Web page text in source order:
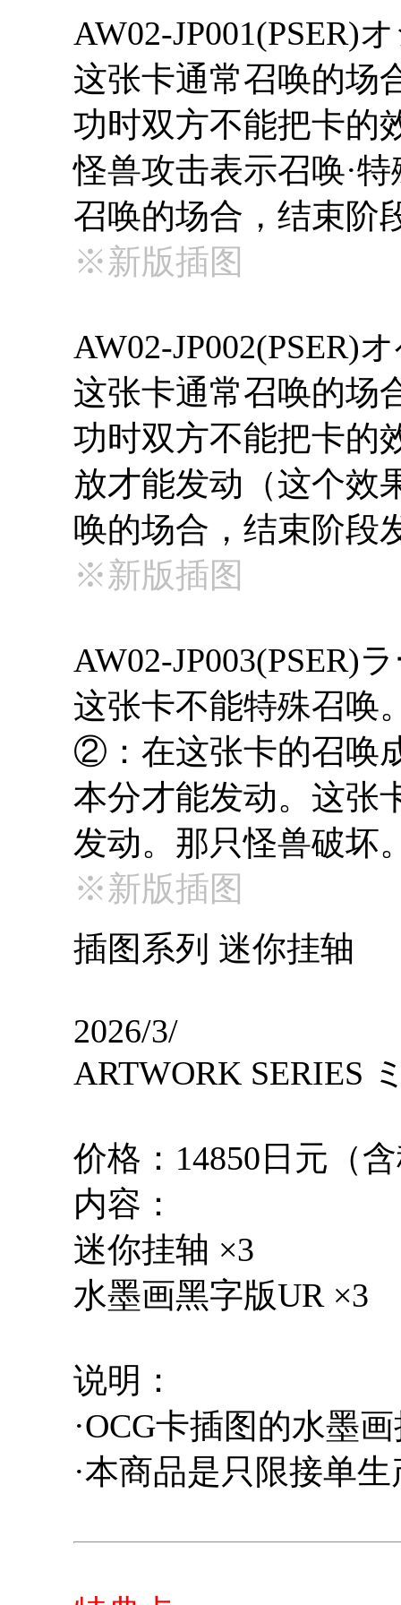
AW02-JP001(PSER)
这张卡通常召唤的场
功时双方不能把卡的
怪兽攻击表示召唤·
召唤的场合，结束阶
※新版插图
AW02-JP002(PSER)
这张卡通常召唤的场
功时双方不能把卡的
放才能发动（这个效
唤的场合，结束阶段
※新版插图
AW02-JP003(PSER)
这张卡不能特殊召唤
②：在这张卡的召唤
本分才能发动。这张
发动。那只怪兽破坏
※新版插图
插图系列 迷你挂轴
2026/3/
ARTWORK SERIES
价格：14850日元（
内容：
迷你挂轴 ×3
水墨画黑字版UR ×3
说明：
·OCG卡插图的水墨
·本商品是只限接单